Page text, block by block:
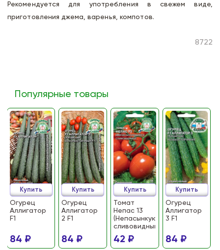
Рекомендуется для употребления в свежем виде,
приготовления джема, варенья, компотов.
8722
Популярные товары
Огурец
Аллигатор
F1
84 ₽
Купить
Огурец
Аллигатор
2 F1
84 ₽
Купить
Томат
Непас 13
(Непасынкующийся
сливовидный)
42 ₽
Купить
Огурец
Аллигатор
3 F1
84 ₽
Купить